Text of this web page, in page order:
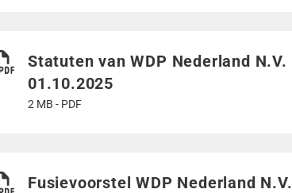
Statuten van WDP Nederland N.V.
01.10.2025
2 MB - PDF
Fusievoorstel WDP Nederland N.V.